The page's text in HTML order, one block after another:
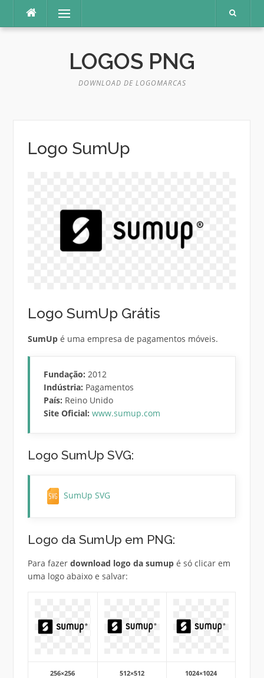
o
Menu
LOGOS PNG
DOWNLOAD DE LOGOMARCAS
Logo SumUp
Logo SumUp Grátis
SumUpé uma empresa de pagamentos móveis.
Fundação: 2012
Indústria: Pagamentos
País: Reino Unido
Site Oficial: www.sumup.com
Logo SumUp SVG:
SumUp SVG
Logo da SumUp em PNG:
Para fazer download logo da sumupé só clicar em
uma logo abaixo e salvar:
256×256 512×512 1024×1024